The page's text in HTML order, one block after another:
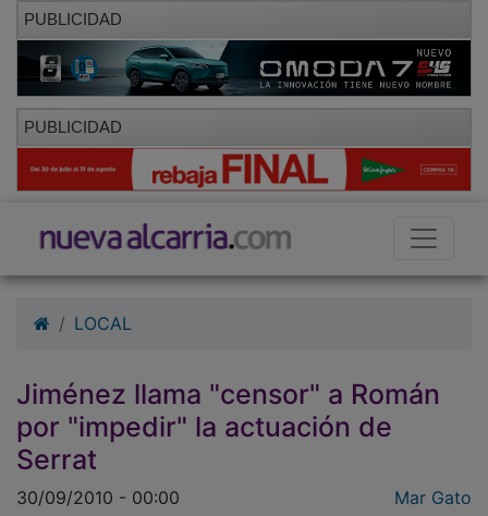
PUBLICIDAD
PUBLICIDAD
Jiménez llama "censor" a Román
por "impedir" la actuación de
Serrat